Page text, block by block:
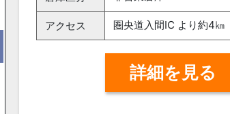
アクセス 圏央道入間IC より約4㎞
詳細を見る